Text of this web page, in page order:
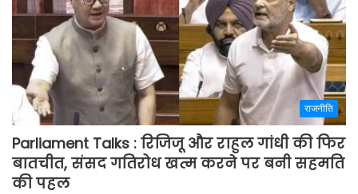
राजनीति
Parliament Talks : रिजिजू और राहुल गांधी की फिर
बातचीत, संसद गतिरोध खत्म करने पर बनी सहमति
की पहल